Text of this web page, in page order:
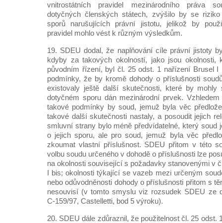
vnitrostátních pravidel mezinárodního práva
dotyčných členských státech, zvýšilo by se
sporů narušujících právní jistotu, jelikož by
pravidel mohlo vést k různým výsledkům.
19. SDEU dodal, že naplňování cíle právní jistoty
kdyby za takových okolností, jako jsou
původním řízení, byl čl. 25 odst. 1 nařízení Brusel I
podmínky, že by kromě dohody o příslušnosti
existovaly ještě další skutečnosti, které by
dotyčném sporu dán mezinárodní prvek.
takové podmínky by soud, jemuž byla věc
takové další skutečnosti nastaly, a posoudit jejich
smluvní strany bylo méně předvídatelné, který soud
o jejich sporu, ale pro soud, jemuž byla věc
zkoumat vlastní příslušnost. SDEU přitom v této
volbu soudu určeného v dohodě o příslušnosti lze
na okolnosti související s požadavky stanovenými v
I bis; okolnosti týkající se vazeb mezi určeným
nebo odůvodněnosti dohody o příslušnosti přitom s
nesouvisí (v tomto smyslu viz rozsudek SDEU ze
C‑159/97, Castelletti, bod 5 výroku).
20. SDEU dále zdůraznil, že použitelnost čl. 25 odst.